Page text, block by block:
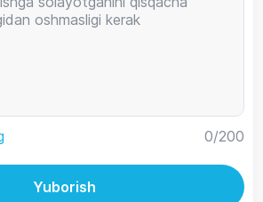
0/200
Yuborish